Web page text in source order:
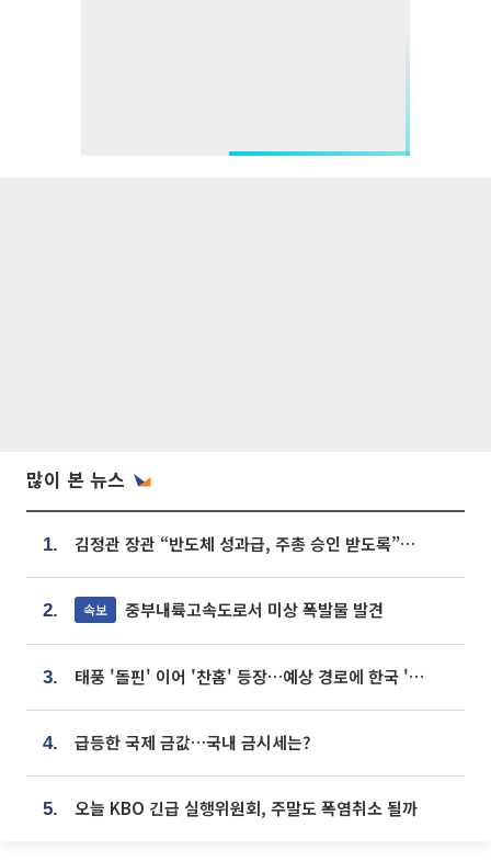
많이 본 뉴스
1. 김정관 장관 “반도체 성과급, 주총 승인 받도록”…상법·자본시장법 개정 시사
2. 속보 중부내륙고속도로서 미상 폭발물 발견
3. 태풍 '돌핀' 이어 '찬홈' 등장…예상 경로에 한국 '한숨'
4. 급등한 국제 금값…국내 금시세는?
5. 오늘 KBO 긴급 실행위원회, 주말도 폭염취소 될까